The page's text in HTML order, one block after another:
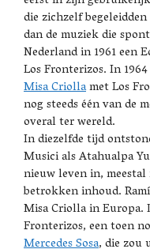
die zichzelf
dan de muziek die
Nederland in 1961 een
Los Fronterizos. In
Misa Criollamet Los
nog steeds één van de
overal ter wereld.
In diezelfde tijd
Musici als Atahualpa
nieuw leven in,
betrokken inhoud.
Misa Criolla in Europa.
Fronterizos, een toen
Mercedes Sosa, die zou